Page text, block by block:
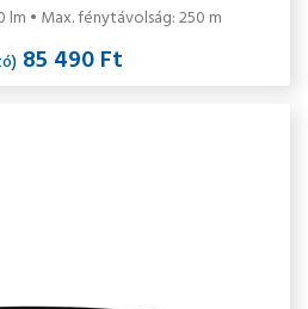
lm • Max. fénytávolság: 250 m
85 490 Ft